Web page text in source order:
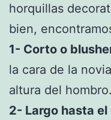
horquillas
bien,
1- Corto o
la cara de la
altura del hombro.
2- Largo hasta el